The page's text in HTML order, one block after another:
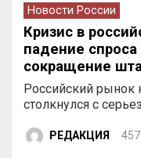
Новости России
Кризис в
падение
сокращение
врачей
Российский
столкнулся с
РЕДАКЦИЯ